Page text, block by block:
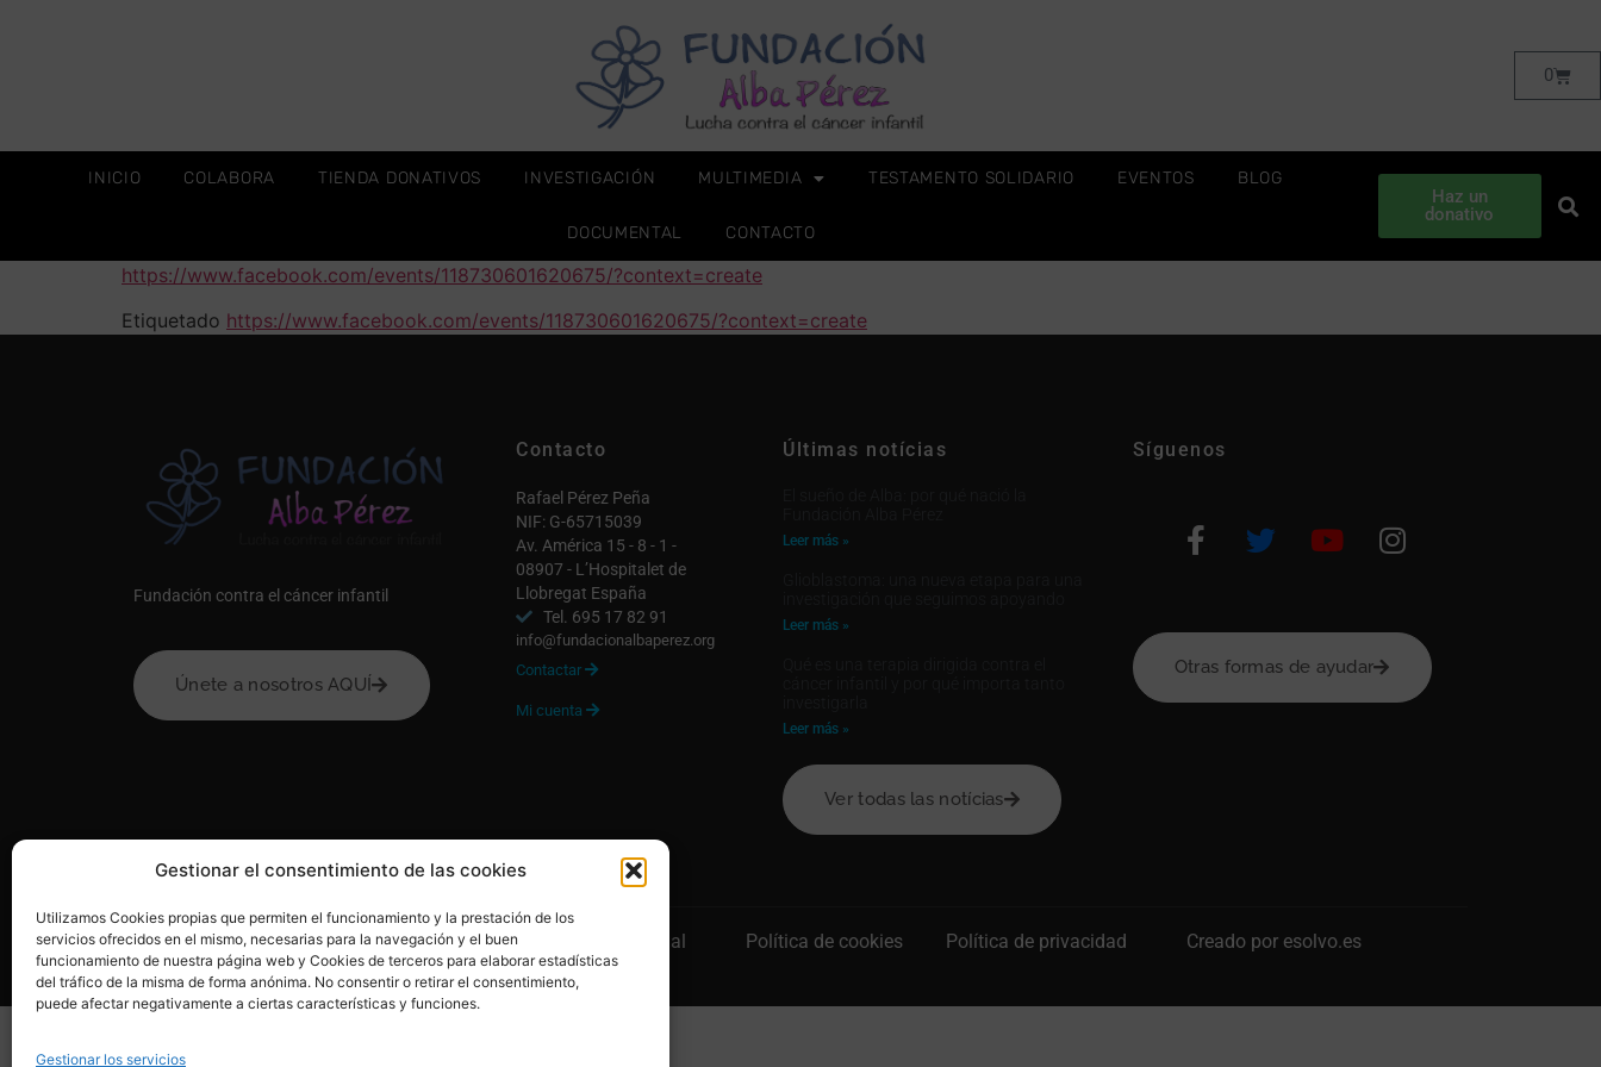
Gestionar el consentimiento de las cookies
Utilizamos Cookies propias que permiten el funcionamiento y la prestación de los
servicios ofrecidos en el mismo, necesarias para la navegación y el buen
funcionamiento de nuestra página web y Cookies de terceros para elaborar estadísticas
del tráfico de la misma de forma anónima. No consentir o retirar el consentimiento,
puede afectar negativamente a ciertas características y funciones.
Gestionar los servicios
0
INICIO COLABORA TIENDA DONATIVOS INVESTIGACIÓN MULTIMEDIA TESTAMENTO SOLIDARIO EVENTOS BLOG
DOCUMENTAL CONTACTO
Haz un
donativo
https://www.facebook.com/events/118730601620675/?context=create
Etiquetado https://www.facebook.com/events/118730601620675/?context=create
Fundación contra el cáncer infantil
Únete a nosotros AQUÍ
Contacto
Rafael Pérez Peña
NIF: G-65715039
Av. América 15 - 8 - 1 -
08907 - L’Hospitalet de
Llobregat España
Tel. 695 17 82 91
info@fundacionalbaperez.org
Contactar
Mi cuenta
Últimas notícias
Leer más »
Leer más »
Leer más »
Ver todas las notícias
Síguenos
Otras formas de ayudar
© 2020, Fundación Alba Pérez. All Rights Reserved Aviso legal Política de cookies Política de privacidad Creado por esolvo.es